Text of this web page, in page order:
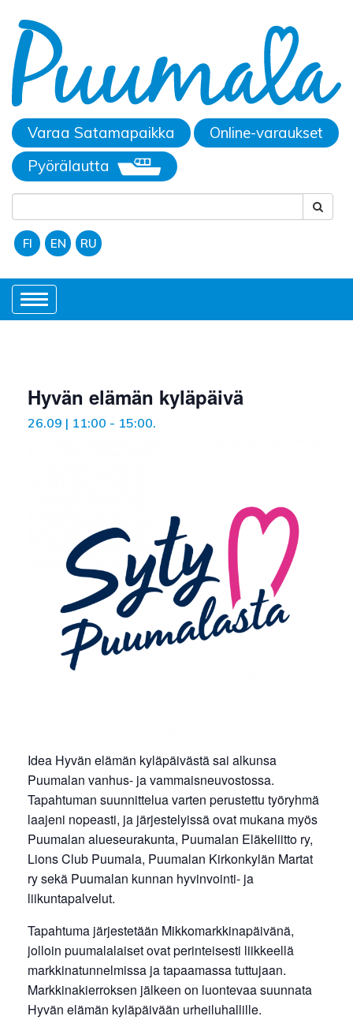
Varaa Satamapaikka
Online-varaukset
Pyörälautta
FI EN RU
Toggle
navigation
Hyvän elämän kyläpäivä
26.09 | 11:00 - 15:00.
Idea Hyvän elämän kyläpäivästä sai alkunsa
Puumalan vanhus- ja vammaisneuvostossa.
Tapahtuman suunnittelua varten perustettu työryhmä
laajeni nopeasti, ja järjestelyissä ovat mukana myös
Puumalan alueseurakunta, Puumalan Eläkeliitto ry,
Lions Club Puumala, Puumalan Kirkonkylän Martat
ry sekä Puumalan kunnan hyvinvointi- ja
liikuntapalvelut.
Tapahtuma järjestetään Mikkomarkkinapäivänä,
jolloin puumalalaiset ovat perinteisesti liikkeellä
markkinatunnelmissa ja tapaamassa tuttujaan.
Markkinakierroksen jälkeen on luontevaa suunnata
Hyvän elämän kyläpäivään urheiluhallille.